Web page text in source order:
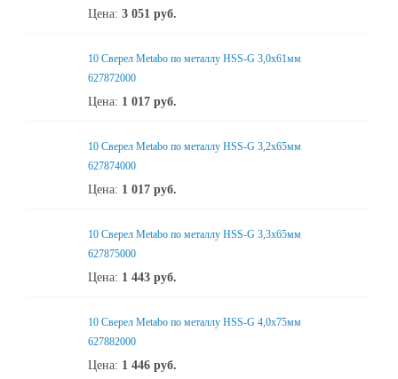
Цена: 3 051 руб.
10 Сверел Metabo по металлу HSS-G 3,0x61мм
627872000
Цена: 1 017 руб.
10 Сверел Metabo по металлу HSS-G 3,2x65мм
627874000
Цена: 1 017 руб.
10 Сверел Metabo по металлу HSS-G 3,3x65мм
627875000
Цена: 1 443 руб.
10 Сверел Metabo по металлу HSS-G 4,0x75мм
627882000
Цена: 1 446 руб.